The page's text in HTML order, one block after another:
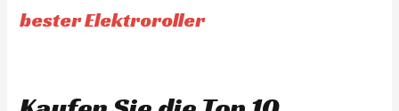
bester Elektroroller